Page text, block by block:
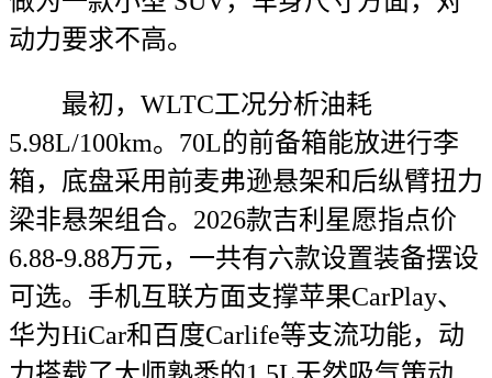
动力要求不高。
最初，WLTC工况分析油耗
5.98L/100km。70L的前备箱能放进行李
箱，底盘采用前麦弗逊悬架和后纵臂扭力
梁非悬架组合。2026款吉利星愿指点价
6.88-9.88万元，一共有六款设置装备摆设
可选。手机互联方面支撑苹果CarPlay、
华为HiCar和百度Carlife等支流功能，动